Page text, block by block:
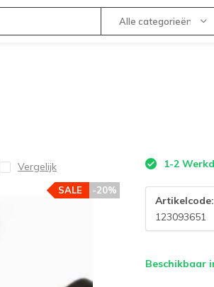
Alle categorieën
Vergelijk
-20%
SALE
1-2
Artikelcode:
123093651
Beschikbaar